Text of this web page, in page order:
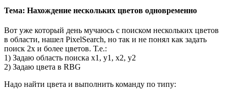
Тема: Нахождение нескольких цветов одновременно
Вот уже который день мучаюсь с поиском нескольких цветов
в области, нашел PixelSearch, но так и не понял как задать
поиск 2х и более цветов. Т.е.:
1) Задаю область поиска x1, y1, x2, y2
2) Задаю цвета в RBG
Надо найти цвета и выполнить команду по типу: